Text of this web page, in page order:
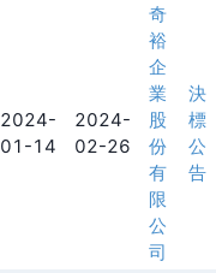
2024-
01-14
2024-
02-26
奇
裕
企
業
股
份
有
限
公
司
決
標
公
告